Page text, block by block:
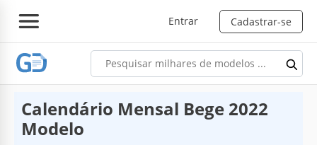
Entrar Cadastrar-se
Calendário Mensal Bege 2022
Modelo